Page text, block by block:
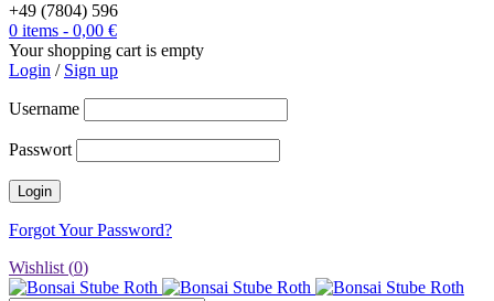
+49 (7804) 596
0 items - 0,00 €
Your shopping cart is empty
Login / Sign up
Username
Passwort
Forgot Your Password?
Wishlist (0)